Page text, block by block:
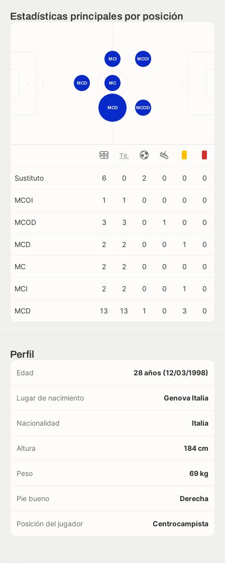
Estadísticas principales por posición
MCD MCOD
MCD MC
MCI MCOI
Tit.
Sustituto 6 0 2 0 0 0
MCOI 1 1 0 0 0 0
MCOD 3 3 0 1 0 0
MCD 2 2 0 0 1 0
MC 2 2 0 0 0 0
MCI 2 2 0 0 1 0
MCD 13 13 1 0 3 0
Perfil
Edad 28 años (12/03/1998)
Lugar de nacimiento Genova Italia
Nacionalidad Italia
Altura 184 cm
Peso 69 kg
Pie bueno Derecha
Posición del jugador Centrocampista